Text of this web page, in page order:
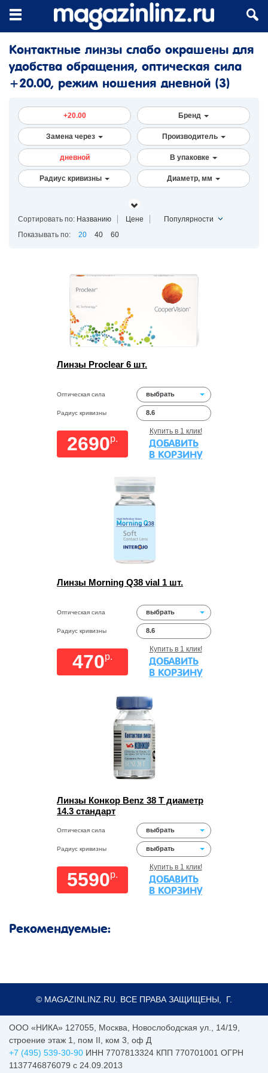
Контактные линзы слабо окрашены для
удобства обращения, оптическая сила
+20.00, режим ношения дневной (3)
+20.00 Бренд
Замена через Производитель
дневной В упаковке
Радиус кривизны Диаметр, мм
Сортировать по: Названию Цене
Популярности
Показывать по:
20 40 60
Линзы Proclear 6 шт.
Оптическая сила выбрать
Радиус кривизны 8.6
2690p.
Купить в 1 клик!
ДОБАВИТЬ
В КОРЗИНУ
Линзы Morning Q38 vial 1 шт.
Оптическая сила выбрать
Радиус кривизны 8.6
470p.
Купить в 1 клик!
ДОБАВИТЬ
В КОРЗИНУ
Линзы Конкор Benz 38 Т диаметр
14.3 стандарт
Оптическая сила выбрать
Радиус кривизны выбрать
5590p.
Купить в 1 клик!
ДОБАВИТЬ
В КОРЗИНУ
Рекомендуемые:
© MAGAZINLINZ.RU. ВСЕ ПРАВА ЗАЩИЩЕНЫ, Г.
ООО «НИКА» 127055 Москва
Новослободская ул., 14/19,
строение этаж 1, пом II, ком 3, оф Д
+7 (495) 539-30-90 ИНН 7707813324 КПП 770701001 ОГРН
1137746876079 с 24.09.2013